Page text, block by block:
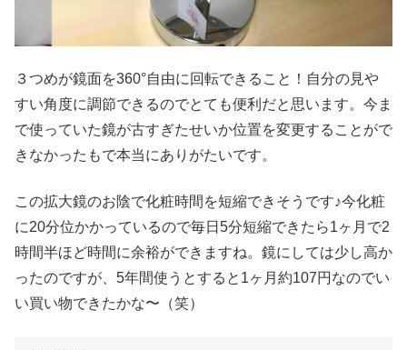
３つめが鏡面を360°自由に回転できること！自分の見や
すい角度に調節できるのでとても便利だと思います。今ま
で使っていた鏡が古すぎたせいか位置を変更することがで
きなかったもで本当にありがたいです。
この拡大鏡のお陰で化粧時間を短縮できそうです♪今化粧
に20分位かかっているので毎日5分短縮できたら1ヶ月で2
時間半ほど時間に余裕ができますね。鏡にしては少し高か
ったのですが、5年間使うとすると1ヶ月約107円なのでい
い買い物できたかな〜（笑）